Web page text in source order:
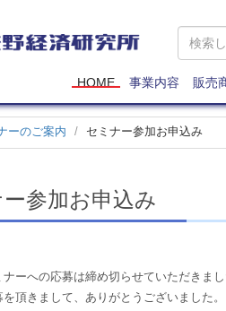
矢
野
研
究
所
HOME 事業内容 販売
ーのご案内 セミナー参加お申込み
参加お申込み
ーへの応募は締め切らせていただきまし
頂きまして、ありがとうございました。